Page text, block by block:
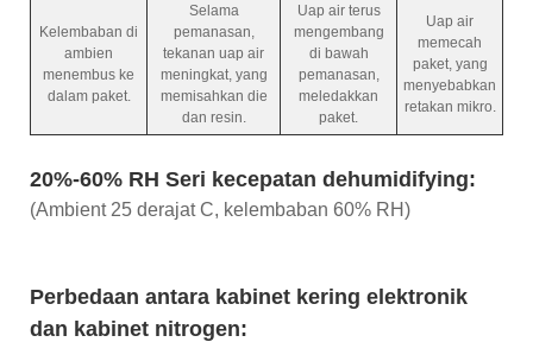
Kelembaban di
ambien
menembus ke
dalam paket.
Selama
pemanasan,
tekanan uap air
meningkat, yang
memisahkan die
dan resin.
Uap air terus
mengembang
di bawah
pemanasan,
meledakkan
paket.
Uap air
memecah
paket, yang
menyebabkan
retakan mikro.
20%-60% RH Seri kecepatan dehumidifying:
(Ambient 25 derajat C, kelembaban 60% RH)
Perbedaan antara kabinet kering elektronik
dan kabinet nitrogen: